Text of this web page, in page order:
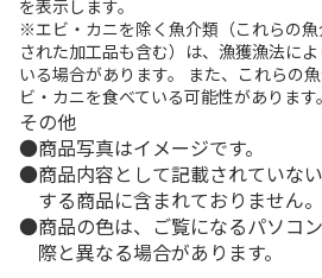
を表示します。
※エビ・カニを除く魚介類（これらの
された加工品も含む）は、漁獲漁法に
いる場合があります。 また、これらの
ビ・カニを食べている可能性があります。
その他
商品写真はイメージです。
商品内容として記載されていな
する商品に含まれておりません。
商品の色は、ご覧になるパソコ
際と異なる場合があります。